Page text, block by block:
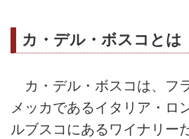
カ・デル・ボスコとは
カ・デル・ボスコは、フ
メッカであるイタリア・ロ
ルブスコにあるワイナリー